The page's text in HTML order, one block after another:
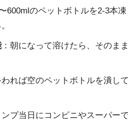
600mlのペットボトルを2-3本
：朝になって溶けたら、そのま
れば空のペットボトルを潰し
プ当日にコンビニやスーパー